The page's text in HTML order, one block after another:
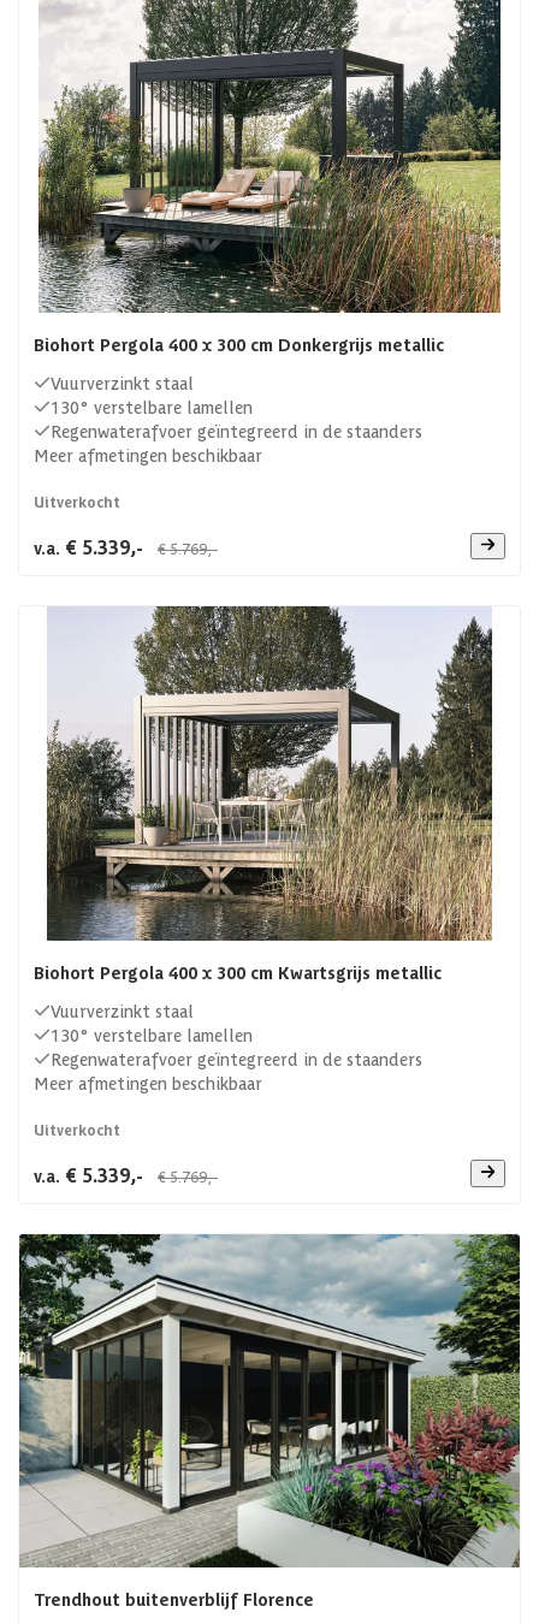
Biohort Pergola 400 x 300 cm Donkergrijs metallic
Vuurverzinkt staal
130° verstelbare lamellen
Regenwaterafvoer geïntegreerd in de staanders
Meer afmetingen beschikbaar
Uitverkocht
v.a. € 5.339,- € 5.769,-
Biohort Pergola 400 x 300 cm Kwartsgrijs metallic
Vuurverzinkt staal
130° verstelbare lamellen
Regenwaterafvoer geïntegreerd in de staanders
Meer afmetingen beschikbaar
Uitverkocht
v.a. € 5.339,- € 5.769,-
Trendhout buitenverblijf Florence